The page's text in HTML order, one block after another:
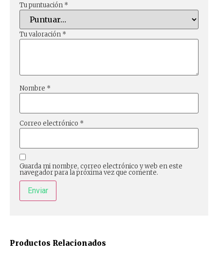
Productos Relacionados
Tu puntuación *
Tu valoración *
Nombre *
Correo electrónico *
Guarda mi nombre, correo electrónico y web en este
navegador para la próxima vez que comente.